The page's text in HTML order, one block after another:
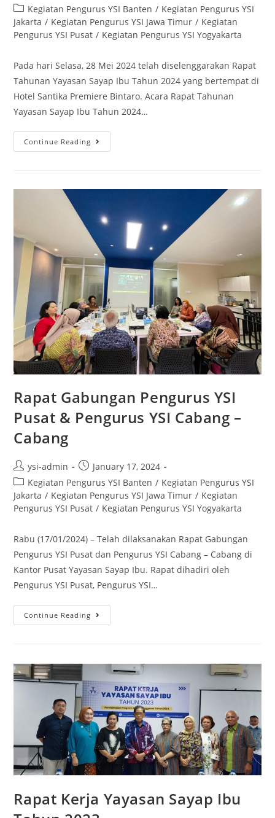
Kegiatan Pengurus YSI Banten / Kegiatan Pengurus YSI
Jakarta / Kegiatan Pengurus YSI Jawa Timur / Kegiatan
Pengurus YSI Pusat / Kegiatan Pengurus YSI Yogyakarta
Pada hari Selasa, 28 Mei 2024 telah diselenggarakan Rapat
Tahunan Yayasan Sayap Ibu Tahun 2024 yang bertempat di
Hotel Santika Premiere Bintaro. Acara Rapat Tahunan
Yayasan Sayap Ibu Tahun 2024…
Continue Reading
Rapat Gabungan Pengurus YSI
Pusat & Pengurus YSI Cabang –
Cabang
ysi-admin
January 17, 2024
Kegiatan Pengurus YSI Banten / Kegiatan Pengurus YSI
Jakarta / Kegiatan Pengurus YSI Jawa Timur / Kegiatan
Pengurus YSI Pusat / Kegiatan Pengurus YSI Yogyakarta
Rabu (17/01/2024) – Telah dilaksanakan Rapat Gabungan
Pengurus YSI Pusat dan Pengurus YSI Cabang – Cabang di
Kantor Pusat Yayasan Sayap Ibu. Rapat dihadiri oleh
Pengurus YSI Pusat, Pengurus YSI…
Continue Reading
Rapat Kerja Yayasan Sayap Ibu